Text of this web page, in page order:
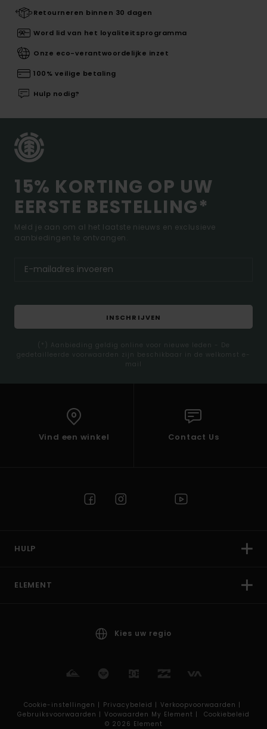
Retourneren binnen 30 dagen
Word lid van het loyaliteitsprogramma
Onze eco-verantwoordelijke inzet
100% veilige betaling
Hulp nodig?
15% KORTING OP UW
EERSTE BESTELLING*
Meld je aan om al het laatste nieuws en exclusieve
aanbiedingen te ontvangen.
INSCHRIJVEN
(*) Aanbieding geldig online voor nieuwe leden - De
gedetailleerde voorwaarden zijn beschikbaar in de welkomst e-
mail
Vind een winkel Contact Us
HULP
ELEMENT
Kies uw regio
Cookie-instellingen | Privacybeleid | Verkoopvoorwaarden |
Gebruiksvoorwaarden | Voowaarden My Element |
Cookiebeleid
© 2026 Element